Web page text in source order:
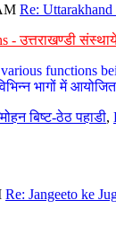
Re:
उत्तराखण्डी
functions
विभिन्न भागों में
बिष्ट-ठेठ पहाडी,
Re: Jangeeto ke